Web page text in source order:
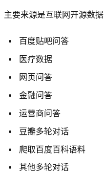
主要来源是互联网开源数据
百度贴吧问答
医疗数据
网页问答
金融问答
运营商问答
豆瓣多轮对话
爬取百度百科语料
其他多轮对话